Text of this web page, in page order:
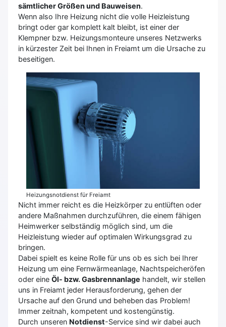
sämtlicher Größen und Bauweisen.
Wenn also Ihre Heizung nicht die volle Heizleistung
bringt oder gar komplett kalt bleibt, ist einer der
Klempner bzw. Heizungsmonteure unseres Netzwerks
in kürzester Zeit bei Ihnen in Freiamt um die Ursache zu
beseitigen.
Heizungsnotdienst für Freiamt
Nicht immer reicht es die Heizkörper zu entlüften oder
andere Maßnahmen durchzuführen, die einem fähigen
Heimwerker selbständig möglich sind, um die
Heizleistung wieder auf optimalen Wirkungsgrad zu
bringen.
Dabei spielt es keine Rolle für uns ob es sich bei Ihrer
Heizung um eine Fernwärmeanlage, Nachtspeicheröfen
oder eine Öl- bzw. Gasbrennanlage handelt, wir stellen
uns in Freiamt jeder Herausforderung, gehen der
Ursache auf den Grund und beheben das Problem!
Immer zeitnah, kompetent und kostengünstig.
Durch unseren Notdienst-Service sind wir dabei auch